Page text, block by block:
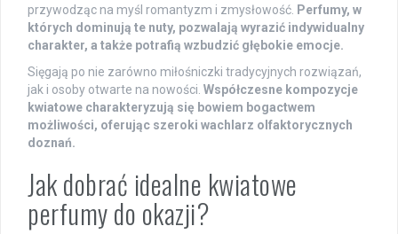
przywodząc na myśl romantyzm i zmysłowość. Perfumy, w
których dominują te nuty, pozwalają wyrazić indywidualny
charakter, a także potrafią wzbudzić głębokie emocje.
Sięgają po nie zarówno miłośniczki tradycyjnych rozwiązań,
jak i osoby otwarte na nowości. Współczesne kompozycje
kwiatowe charakteryzują się bowiem bogactwem
możliwości, oferując szeroki wachlarz olfaktorycznych
doznań.
Jak dobrać idealne kwiatowe
perfumy do okazji?